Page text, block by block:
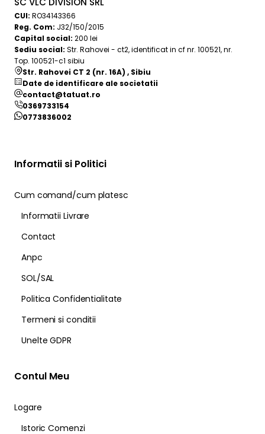
CUI: RO34143366
Reg. Com: J32/150/2015
Capital social: 200 lei
Sediu social: Str. Rahovei - ct2, identificat in cf nr. 100521, nr.
Top. 100521-c1 sibiu
Str. Rahovei CT 2 (nr. 16A) , Sibiu
Date de identificare ale societatii
contact@tatuat.ro
0369733154
0773836002
Informatii si Politici
Cum comand/cum platesc
Informatii Livrare
Contact
Anpc
SOL/SAL
Politica Confidentialitate
Termeni si conditii
Unelte GDPR
Contul Meu
Logare
Istoric Comenzi